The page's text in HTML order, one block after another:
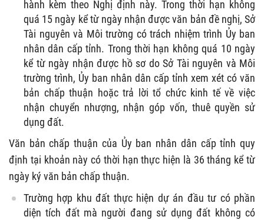
hành kèm theo Nghị định này. Trong thời hạn không
quá 15 ngày kể từ ngày nhận được văn bản đề nghị, Sở
Tài nguyên và Môi trường có trách nhiệm trình Ủy ban
nhân dân cấp tỉnh. Trong thời hạn không quá 10 ngày
kể từ ngày nhận được hồ sơ do Sở Tài nguyên và Môi
trường trình, Ủy ban nhân dân cấp tỉnh xem xét có văn
bản chấp thuận hoặc trả lời tổ chức kinh tế về việc
nhận chuyển nhượng, nhận góp vốn, thuê quyền sử
dụng đất.
Văn bản chấp thuận của Ủy ban nhân dân cấp tỉnh quy
định tại khoản này có thời hạn thực hiện là 36 tháng kể từ
ngày ký văn bản chấp thuận.
Trường hợp khu đất thực hiện dự án đầu tư có phần
diện tích đất mà người đang sử dụng đất không có